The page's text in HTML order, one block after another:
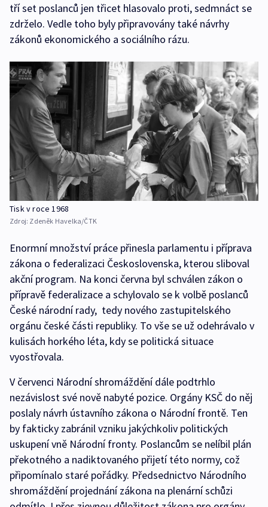
tří set poslanců jen třicet hlasovalo proti, sedmnáct se
zdrželo. Vedle toho byly připravovány také návrhy
zákonů ekonomického a sociálního rázu.
Tisk v roce 1968
Zdroj: Zdeněk Havelka/ČTK
Enormní množství práce přinesla parlamentu i příprava
zákona o federalizaci Československa, kterou sliboval
akční program. Na konci června byl schválen zákon o
přípravě federalizace a schylovalo se k volbě poslanců
České národní rady, tedy nového zastupitelského
orgánu české části republiky. To vše se už odehrávalo v
kulisách horkého léta, kdy se politická situace
vyostřovala.
V červenci Národní shromáždění dále podtrhlo
nezávislost své nově nabyté pozice. Orgány KSČ do něj
poslaly návrh ústavního zákona o Národní frontě. Ten
by fakticky zabránil vzniku jakýchkoliv politických
uskupení vně Národní fronty. Poslancům se nelíbil plán
překotného a nadiktovaného přijetí této normy, což
připomínalo staré pořádky. Předsednictvo Národního
shromáždění projednání zákona na plenární schůzi